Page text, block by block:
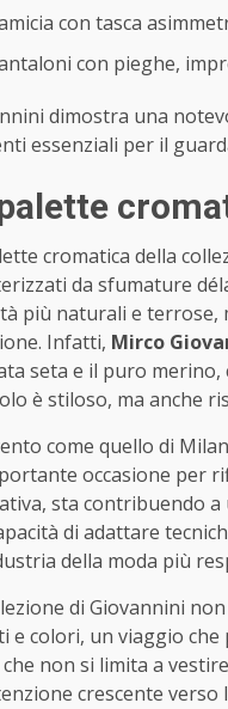
con tasca
con pieghe,
dimostra una
essenziali per il
cromatica della
da sfumature
più naturali e terrose,
Infatti, Mirco
seta e il puro merino,
è stiloso, ma anche
come quello di
occasione per
sta contribuendo a
di adattare
della moda più
di Giovannini
e colori, un viaggio
non si limita a
crescente verso